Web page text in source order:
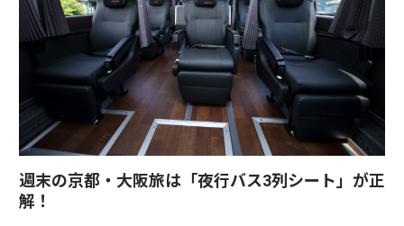
週末の京都・大阪旅は「夜行バス3列シート」が正
解！